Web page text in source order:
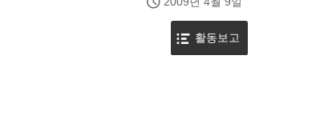
활동보고